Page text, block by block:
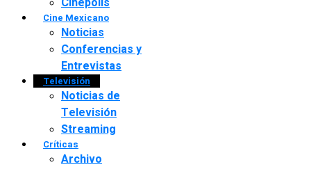
Cine Mexicano
Noticias
Conferencias y
Entrevistas
Televisión
Noticias de
Televisión
Streaming
Críticas
Archivo